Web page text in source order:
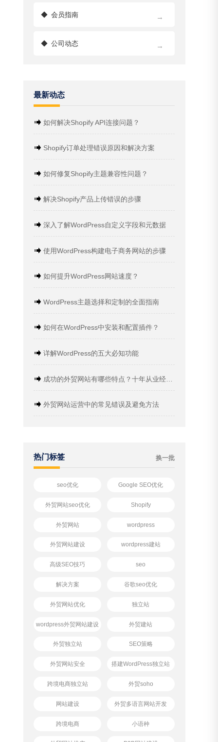
→
◆ 会员指南
→
◆ 公司动态
最新动态
如何解决Shopify API连接问题？
Shopify订单处理错误原因和解决方案
如何修复Shopify主题兼容性问题？
解决Shopify产品上传错误的步骤
深入了解WordPress自定义字段和元数据
使用WordPress构建电子商务网站的步骤
如何提升WordPress网站速度？
WordPress主题选择和定制的全面指南
如何在WordPress中安装和配置插件？
详解WordPress的五大必知功能
成功的外贸网站有哪些特点？十年从业经验分享
外贸网站运营中的常见错误及避免方法
热门标签 换一批
seo优化 Google SEO优化
外贸网站seo优化 Shopify
外贸网站 wordpress
外贸网站建设 wordpress建站
高级SEO技巧 seo
解决方案 谷歌seo优化
外贸网站优化 独立站
wordpress外贸网站建设 外贸建站
外贸独立站 SEO策略
外贸网站安全 搭建WordPress独立站
跨境电商独立站 外贸soho
网站建设 外贸多语言网站开发
跨境电商 小语种